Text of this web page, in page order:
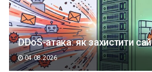
DDoS-атака: як захистити
04.08.2026